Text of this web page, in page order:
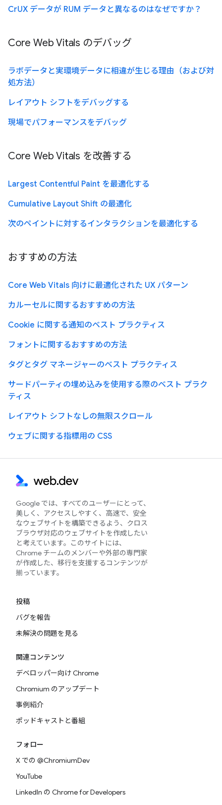
CrUX データが RUM データと異なるのはなぜですか？
Core Web Vitals のデバッグ
ラボデータと実環境データに相違が生じる理由（および対
処方法）
レイアウト シフトをデバッグする
現場でパフォーマンスをデバッグ
Core Web Vitals を改善する
Largest Contentful Paint を最適化する
Cumulative Layout Shift の最適化
次のペイントに対するインタラクションを最適化する
おすすめの方法
Core Web Vitals 向けに最適化された UX パターン
カルーセルに関するおすすめの方法
Cookie に関する通知のベスト プラクティス
フォントに関するおすすめの方法
タグとタグ マネージャーのベスト プラクティス
サードパーティの埋め込みを使用する際のベスト プラク
ティス
レイアウト シフトなしの無限スクロール
ウェブに関する指標用の CSS
Google では、すべてのユーザーにとって、
美しく、アクセスしやすく、高速で、安全
なウェブサイトを構築できるよう、クロス
ブラウザ対応のウェブサイトを作成したい
と考えています。このサイトには、
Chrome チームのメンバーや外部の専門家
が作成した、移行を支援するコンテンツが
揃っています。
投稿
バグを報告
未解決の問題を見る
関連コンテンツ
デベロッパー向け Chrome
Chromium のアップデート
事例紹介
ポッドキャストと番組
フォロー
X での @ChromiumDev
YouTube
LinkedIn の Chrome for Developers